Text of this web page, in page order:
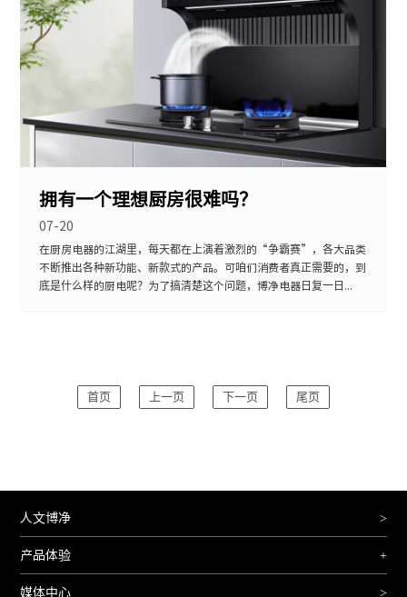
拥有一个理想厨房很难吗？
07-20
在厨房电器的江湖里，每天都在上演着激烈的“争霸赛”，各大品类
不断推出各种新功能、新款式的产品。可咱们消费者真正需要的，到
底是什么样的厨电呢？为了搞清楚这个问题，博净电器日复一日...
首页 上一页 下一页 尾页
人文博净 >
产品体验 +
媒体中心 >